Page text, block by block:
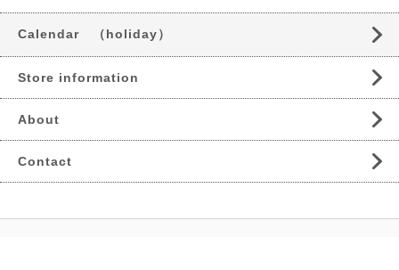
Calendar （holiday）
Store information
About
Contact